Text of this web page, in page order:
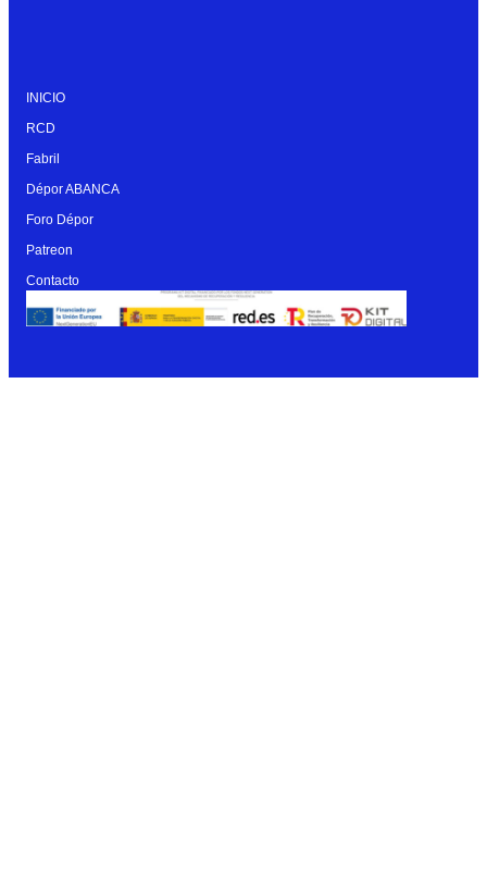
INICIO
RCD
Fabril
Dépor ABANCA
Foro Dépor
Patreon
Contacto